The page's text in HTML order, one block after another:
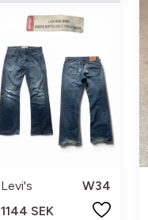
Levi's
W34
1144 SEK